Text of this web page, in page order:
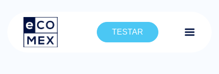
TESTAR